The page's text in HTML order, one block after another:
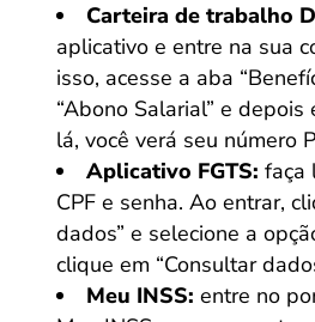
Carteira de trabalho
aplicativo e entre na sua
isso, acesse a aba
“Abono Salarial” e depois
lá, você verá seu número
Aplicativo FGTS: faça
CPF e senha. Ao entrar,
dados” e selecione a
clique em “Consultar
Meu INSS: entre no